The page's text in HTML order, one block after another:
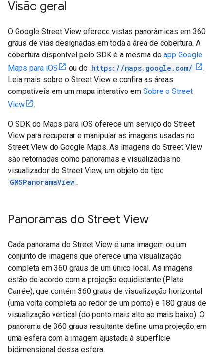
Visão geral
O Google Street View oferece vistas panorâmicas em 360
graus de vias designadas em toda a área de cobertura. A
cobertura disponível pelo SDK é a mesma do app Google
Maps para iOS
ou do https://maps.google.com/
.
Leia mais sobre o Street View e confira as áreas
compatíveis em um mapa interativo em Sobre o Street
View
.
O SDK do Maps para iOS oferece um serviço do Street
View para recuperar e manipular as imagens usadas no
Street View do Google Maps. As imagens do Street View
são retornadas como panoramas e visualizadas no
visualizador do Street View, um objeto do tipo
GMSPanoramaView .
Panoramas do Street View
Cada panorama do Street View é uma imagem ou um
conjunto de imagens que oferece uma visualização
completa em 360 graus de um único local. As imagens
estão de acordo com a projeção equidistante (Plate
Carrée), que contém 360 graus de visualização horizontal
(uma volta completa ao redor de um ponto) e 180 graus de
visualização vertical (do ponto mais alto ao mais baixo). O
panorama de 360 graus resultante define uma projeção em
uma esfera com a imagem ajustada à superfície
bidimensional dessa esfera.